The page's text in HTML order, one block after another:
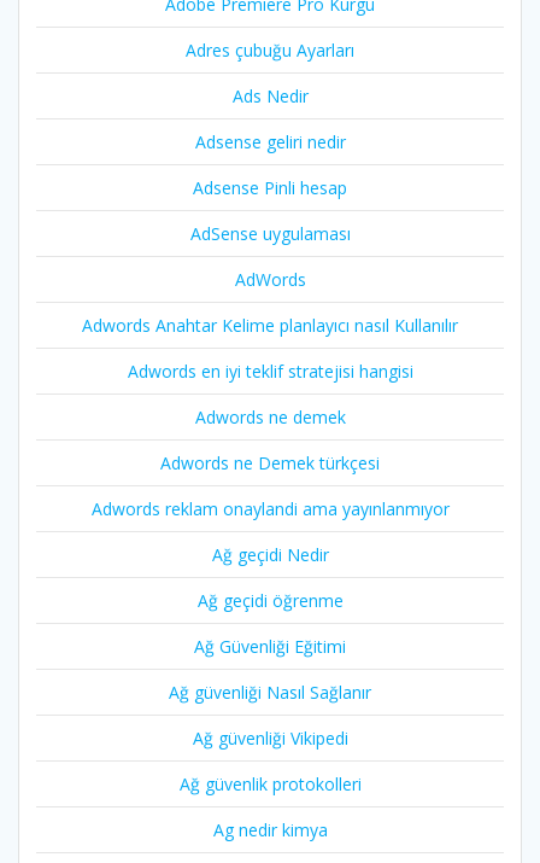
Adres çubuğu Ayarları
Ads Nedir
Adsense geliri nedir
Adsense Pinli hesap
AdSense uygulaması
AdWords
Adwords Anahtar Kelime planlayıcı nasıl Kullanılır
Adwords en iyi teklif stratejisi hangisi
Adwords ne demek
Adwords ne Demek türkçesi
Adwords reklam onaylandi ama yayınlanmıyor
Ağ geçidi Nedir
Ağ geçidi öğrenme
Ağ Güvenliği Eğitimi
Ağ güvenliği Nasıl Sağlanır
Ağ güvenliği Vikipedi
Ağ güvenlik protokolleri
Ag nedir kimya